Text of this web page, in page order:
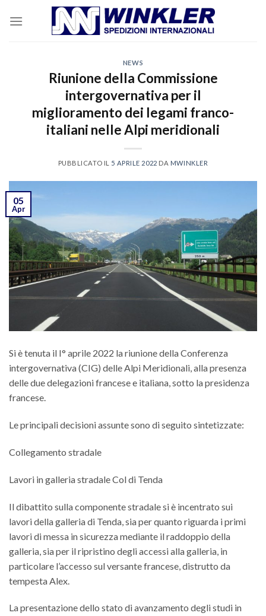
NEWS
Riunione della Commissione
intergovernativa per il
miglioramento dei legami franco-
italiani nelle Alpi meridionali
PUBBLICATO IL 5 APRILE 2022 DA MWINKLER
05
Apr
Si è tenuta il I° aprile 2022 la riunione della Conferenza
intergovernativa (CIG) delle Alpi Meridionali, alla presenza
delle due delegazioni francese e italiana, sotto la presidenza
francese.
Le principali decisioni assunte sono di seguito sintetizzate:
Collegamento stradale
Lavori in galleria stradale Col di Tenda
Il dibattito sulla componente stradale si è incentrato sui
lavori della galleria di Tenda, sia per quanto riguarda i primi
lavori di messa in sicurezza mediante il raddoppio della
galleria, sia per il ripristino degli accessi alla galleria, in
particolare l’accesso sul versante francese, distrutto da
tempesta Alex.
La presentazione dello stato di avanzamento degli studi in